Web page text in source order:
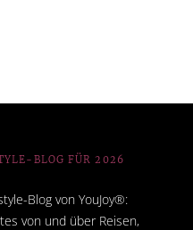
BLOG FÜR 2026
Blog von YouJoy®:
von und über Reisen,